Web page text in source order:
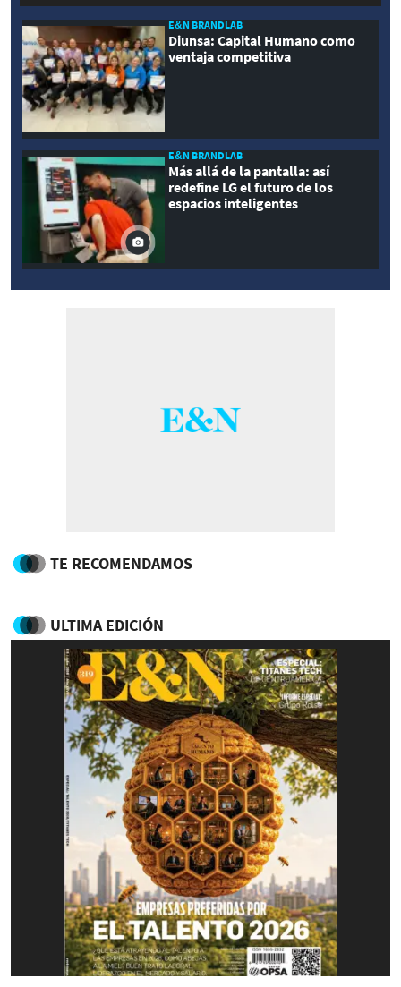
E&N BRANDLAB
Diunsa: Capital Humano como
ventaja competitiva
E&N BRANDLAB
Más allá de la pantalla: así
redefine LG el futuro de los
espacios inteligentes
TE RECOMENDAMOS
ULTIMA EDICIÓN